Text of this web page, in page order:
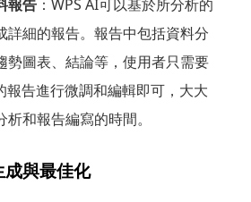
報告：WPS AI可以基於所分析的
詳細的報告。報告中包括資料分
勢圖表、結論等，使用者只需要
報告進行微調和編輯即可，大大
和報告編寫的時間。
與最佳化